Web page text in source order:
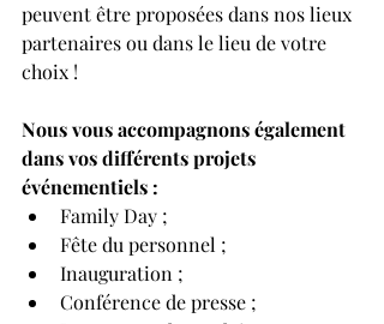
peuvent être proposées dans nos lieux
partenaires ou dans le lieu de votre
choix !
Nous vous accompagnons également
dans vos différents projets
événementiels :
Family Day ;
Fête du personnel ;
Inauguration ;
Conférence de presse ;